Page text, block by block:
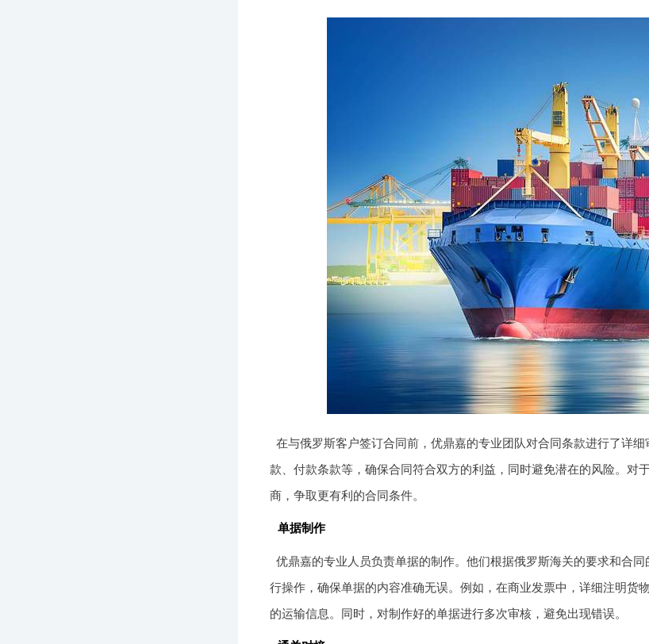
在与俄罗斯客户签订合同前，优鼎嘉的专业团队对合同条款进行了详
款、付款条款等，确保合同符合双方的利益，同时避免潜在的风险。对
商，争取更有利的合同条件。
单据制作
优鼎嘉的专业人员负责单据的制作。他们根据俄罗斯海关的要求和合
行操作，确保单据的内容准确无误。例如，在商业发票中，详细注明货
的运输信息。同时，对制作好的单据进行多次审核，避免出现错误。